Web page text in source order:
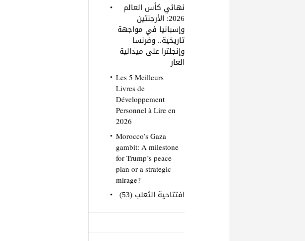
نهائي كأس العالم
2026: الأرجنتين
وإسبانيا في مواجهة
تاريخية.. وفرنسا
وإنجلترا على ميدالية
العار
Les 5 Meilleurs
Livres de
Développement
Personnel à Lire en
2026
Morocco’s Gaza
gambit: A milestone
for Trump’s peace
plan or a strategic
mirage?
افتتاحية الثعلب (53)